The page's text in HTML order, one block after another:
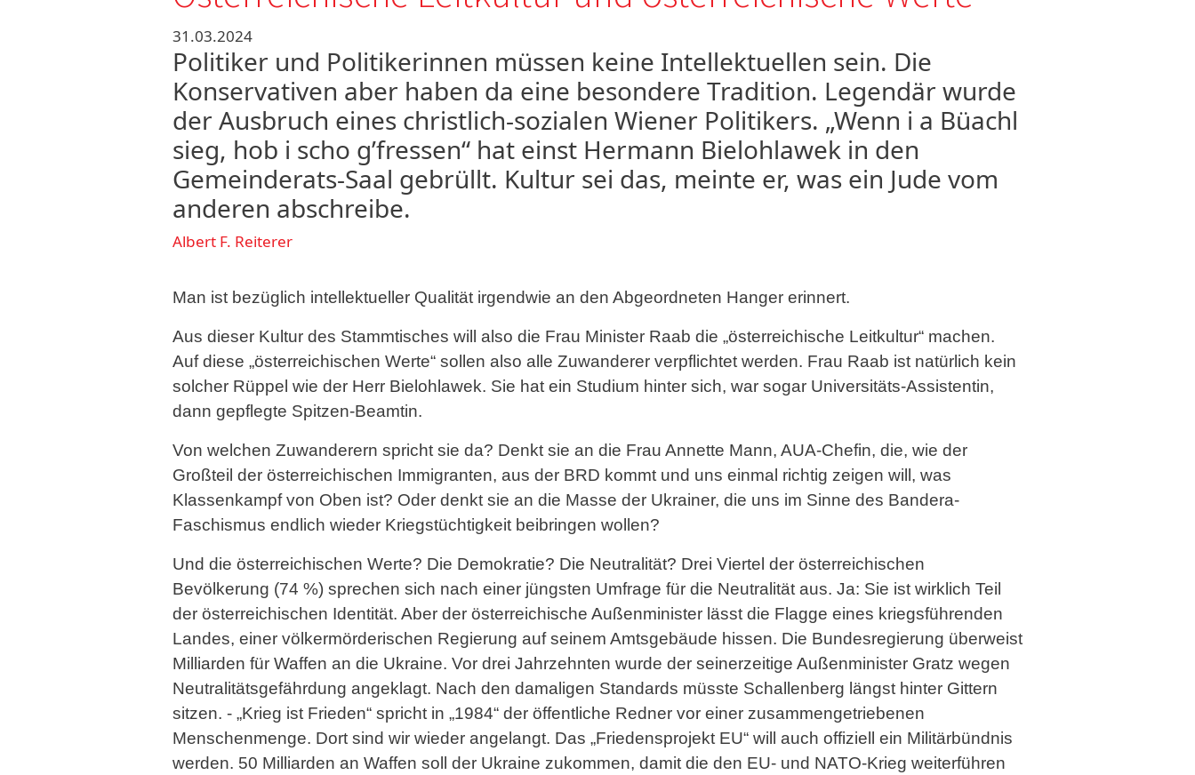
31.03.2024
Politiker und Politikerinnen müssen keine Intellektuellen sein. Die
Konservativen aber haben da eine besondere Tradition. Legendär wurde
der Ausbruch eines christlich-sozialen Wiener Politikers. „Wenn i a Büachl
sieg, hob i scho g’fressen“ hat einst Hermann Bielohlawek in den
Gemeinderats-Saal gebrüllt. Kultur sei das, meinte er, was ein Jude vom
anderen abschreibe.
Albert F. Reiterer
Man ist bezüglich intellektueller Qualität irgendwie an den Abgeordneten Hanger erinnert.
Aus dieser Kultur des Stammtisches will also die Frau Minister Raab die „österreichische Leitkultur“ machen.
Auf diese „österreichischen Werte“ sollen also alle Zuwanderer verpflichtet werden. Frau Raab ist natürlich kein
solcher Rüppel wie der Herr Bielohlawek. Sie hat ein Studium hinter sich, war sogar Universitäts-Assistentin,
dann gepflegte Spitzen-Beamtin.
Von welchen Zuwanderern spricht sie da? Denkt sie an die Frau Annette Mann, AUA-Chefin, die, wie der
Großteil der österreichischen Immigranten, aus der BRD kommt und uns einmal richtig zeigen will, was
Klassenkampf von Oben ist? Oder denkt sie an die Masse der Ukrainer, die uns im Sinne des Bandera-
Faschismus endlich wieder Kriegstüchtigkeit beibringen wollen?
Und die österreichischen Werte? Die Demokratie? Die Neutralität? Drei Viertel der österreichi­schen
Bevölkerung (74 %) sprechen sich nach einer jüngsten Umfrage für die Neutralität aus. Ja: Sie ist wirklich Teil
der österreichischen Identität. Aber der österreichische Außenminister lässt die Flagge eines kriegsführenden
Landes, einer völkermörderischen Regierung auf seinem Amtsgebäude hissen. Die Bundesregierung überweist
Milliarden für Waffen an die Ukraine. Vor drei Jahrzehnten wurde der seinerzeitige Außenminister Gratz wegen
Neutralitätsgefährdung angeklagt. Nach den damaligen Standards müsste Schallenberg längst hinter Gittern
sitzen. - „Krieg ist Frieden“ spricht in „1984“ der öffentliche Redner vor einer zusammengetriebenen
Menschenmenge. Dort sind wir wieder angelangt. Das „Friedensprojekt EU“ will auch offiziell ein Militärbündnis
werden. 50 Milliarden an Waffen soll der Ukraine zukommen, damit die den EU- und NATO-Krieg weiterführen